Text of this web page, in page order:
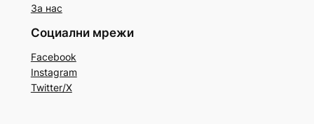
За нас
Социални мрежи
Facebook
Instagram
Twitter/X